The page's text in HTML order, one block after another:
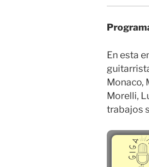
En esta
Monaco,
Morelli,
trabajos